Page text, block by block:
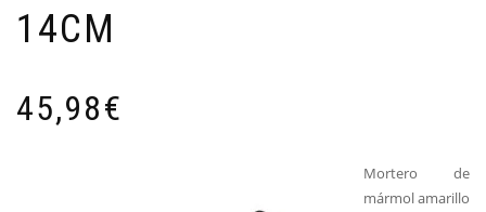
14CM
45,98€
Mortero de
mármol amarillo